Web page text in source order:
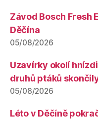
Závod Bosch Fresh
Děčína
05/08/2026
Uzavírky okolí
druhů ptáků
05/08/2026
Léto v Děčíně